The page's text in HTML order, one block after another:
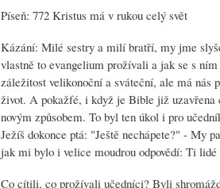
Píseň: 772 Kristus má v rukou celý svět
Kázání: Milé sestry a milí bratří, my jme
vlastně to evangelium prožívali a jak se s
záležitost velikonoční a sváteční, ale má
život. A pokažfé, i když je Bible již uzavřena
novým způsobem. To byl ten úkol i pro
Ježíš dokonce ptá: "Ještě nechápete?" - My
jak mi bylo i velice moudrou odpovědí: Ti
Co cítili, co prožívali učedníci? Byli